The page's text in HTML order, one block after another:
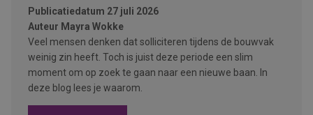
Publicatiedatum 27 juli 2026
Auteur Mayra Wokke
Veel mensen denken dat solliciteren tijdens de bouwvak
weinig zin heeft. Toch is juist deze periode een slim
moment om op zoek te gaan naar een nieuwe baan. In
deze blog lees je waarom.